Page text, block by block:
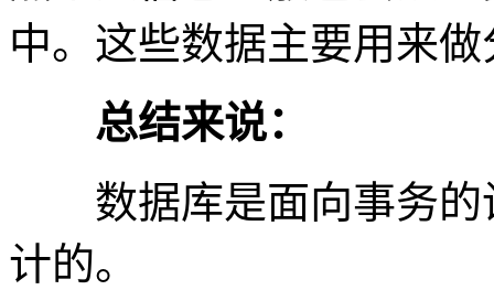
中。这些数据主要用来
总结来说：
数据库是面向事务的
计的。